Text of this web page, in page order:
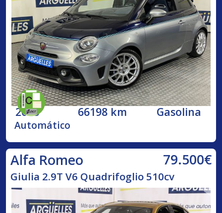
2018 66198 km Gasolina
Automático
Alfa Romeo 79.500€
Giulia 2.9T V6 Quadrifoglio 510cv